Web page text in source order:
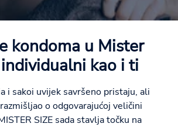
kondoma u Mister
kao i ti
i sakoi uvijek savršeno pristaju, ali
o odgovarajućoj veličini
SIZE sada stavlja točku na